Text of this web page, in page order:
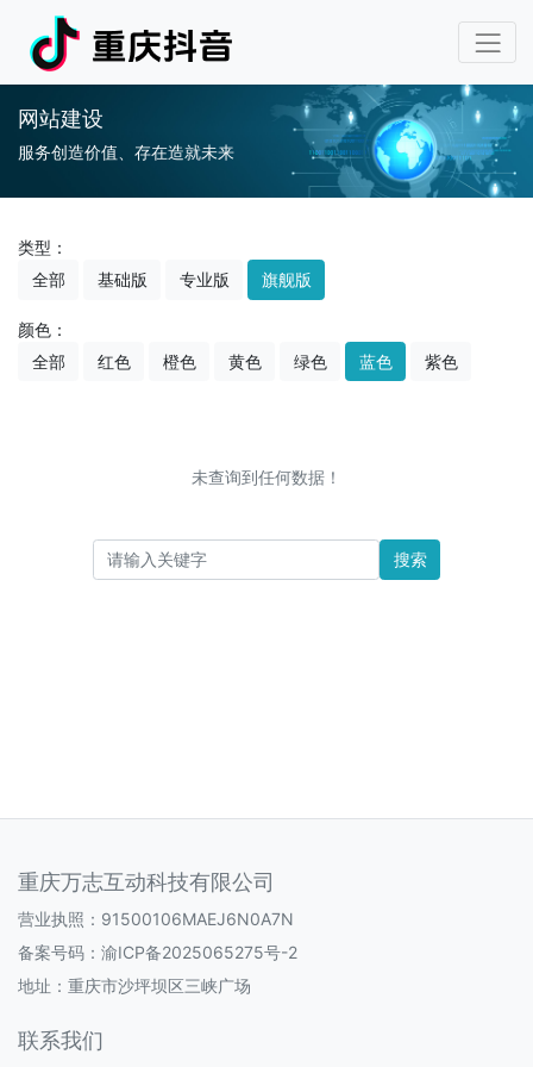
网站建设
服务创造价值、存在造就未来
类型：
全部
基础版 专业版 旗舰版
颜色：
全部
红色 橙色 黄色 绿色 蓝色 紫色
未查询到任何数据！
搜索
重庆万志互动科技有限公司
营业执照：91500106MAEJ6N0A7N
备案号码： 渝ICP备2025065275号-2
地址：重庆市沙坪坝区三峡广场
联系我们